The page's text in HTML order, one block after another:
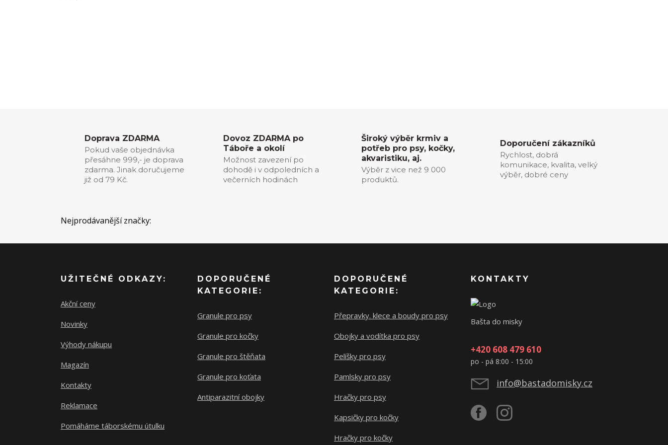
Doprava ZDARMA
Pokud vaše objednávka
přesáhne 999,- je doprava
zdarma. Jinak doručujeme
již od 79 Kč.
Dovoz ZDARMA po
Táboře a okolí
Možnost zavezení po
dohodě i v odpoledních a
večerních hodinách
Široký výběr krmiv a
potřeb pro psy, kočky,
akvaristiku, aj.
Výběr z vice než 9 000
produktů.
Doporučení zákazníků
Rychlost, dobrá
komunikace, kvalita, velký
výběr, dobré ceny
Nejprodávanější značky:
UŽITEČNÉ ODKAZY:
Akční ceny
Novinky
Výhody nákupu
Magazín
Kontakty
Reklamace
Pomáháme táborskému útulku
DOPORUČENÉ
KATEGORIE:
Granule pro psy
Granule pro kočky
Granule pro štěňata
Granule pro koťata
Antiparazitní obojky
DOPORUČENÉ
KATEGORIE:
Přepravky. klece a boudy pro psy
Obojky a vodítka pro psy
Pelíšky pro psy
Pamlsky pro psy
Hračky pro psy
Kapsičky pro kočky
Hračky pro kočky
KONTAKTY
Bašta do misky
+420 608 479 610
po - pá 8:00 - 15:00
info@bastadomisky.cz